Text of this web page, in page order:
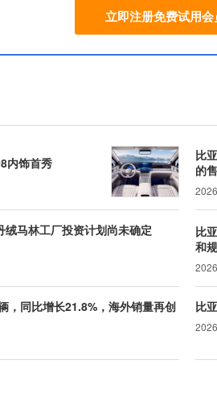
立即注册免费试用会
内饰首秀
比
的
马林工厂投资计划尚未确定
比
和
，同比增长21.8%，海外销量再创
比